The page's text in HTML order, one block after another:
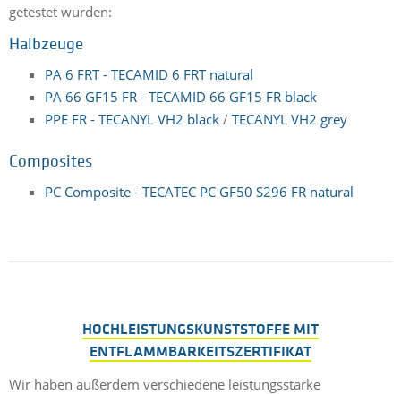
getestet wurden:
Halbzeuge
PA 6 FRT - TECAMID 6 FRT natural
PA 66 GF15 FR - TECAMID 66 GF15 FR black
PPE FR - TECANYL VH2 black / TECANYL VH2 grey
Composites
PC Composite - TECATEC PC GF50 S296 FR natural
HOCHLEISTUNGSKUNSTSTOFFE MIT
ENTFLAMMBARKEITSZERTIFIKAT
Wir haben außerdem verschiedene leistungsstarke